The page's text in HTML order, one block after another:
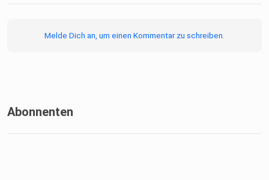
Melde Dich an, um einen Kommentar zu schreiben.
Abonnenten